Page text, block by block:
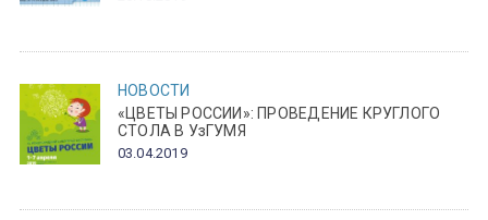
НОВОСТИ
«ЦВЕТЫ РОССИИ»: ПРОВЕДЕНИЕ КРУГЛОГО
СТОЛА В УзГУМЯ
03.04.2019